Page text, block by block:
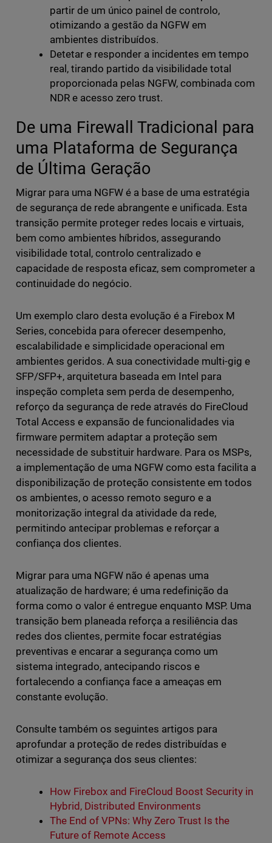
partir de um único painel de controlo,
otimizando a gestão da NGFW em
ambientes distribuídos.
Detetar e responder a incidentes em tempo
real, tirando partido da visibilidade total
proporcionada pelas NGFW, combinada com
NDR e acesso zero trust.
De uma Firewall Tradicional para
uma Plataforma de Segurança
de Última Geração
Migrar para uma NGFW é a base de uma estratégia
de segurança de rede abrangente e unificada. Esta
transição permite proteger redes locais e virtuais,
bem como ambientes híbridos, assegurando
visibilidade total, controlo centralizado e
capacidade de resposta eficaz, sem comprometer a
continuidade do negócio.
Um exemplo claro desta evolução é a Firebox M
Series, concebida para oferecer desempenho,
escalabilidade e simplicidade operacional em
ambientes geridos. A sua conectividade multi-gig e
SFP/SFP+, arquitetura baseada em Intel para
inspeção completa sem perda de desempenho,
reforço da segurança de rede através do FireCloud
Total Access e expansão de funcionalidades via
firmware permitem adaptar a proteção sem
necessidade de substituir hardware. Para os MSPs,
a implementação de uma NGFW como esta facilita a
disponibilização de proteção consistente em todos
os ambientes, o acesso remoto seguro e a
monitorização integral da atividade da rede,
permitindo antecipar problemas e reforçar a
confiança dos clientes.
Migrar para uma NGFW não é apenas uma
atualização de hardware; é uma redefinição da
forma como o valor é entregue enquanto MSP. Uma
transição bem planeada reforça a resiliência das
redes dos clientes, permite focar estratégias
preventivas e encarar a segurança como um
sistema integrado, antecipando riscos e
fortalecendo a confiança face a ameaças em
constante evolução.
Consulte também os seguintes artigos para
aprofundar a proteção de redes distribuídas e
otimizar a segurança dos seus clientes:
How Firebox and FireCloud Boost Security in
Hybrid, Distributed Environments
The End of VPNs: Why Zero Trust Is the
Future of Remote Access